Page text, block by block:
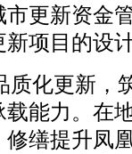
市更新资金
新项目的设
质化更新
载能力。在
修缮提升凤